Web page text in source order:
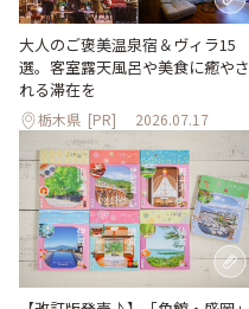
大人のご褒美温泉宿＆ヴィラ15
選。客室露天風呂や美食に癒やさ
れる滞在を
栃木県 [PR] 2026.07.17